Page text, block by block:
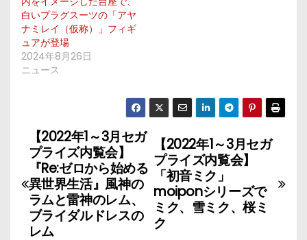
白いプラグスーツの「アヤ
ナミレイ（仮称）」フィギ
ュアが登場
2024年8月26日
ニュース
投
稿
ナ
ビ
【2022年1～3月セガ
プライズ内覧会】
「初音ミク」
moiponシリーズで
ミク、雪ミク、桜ミ
ク
【2022年1～3月セガ
プライズ内覧会】
『Re:ゼロから始める
異世界生活』風神の
ラムと雷神のレム、
ブライダルドレスの
レム